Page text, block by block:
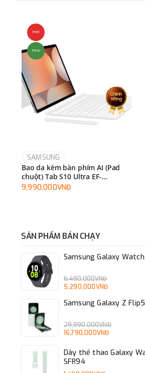
Tự do thể hiện phong
Tháo và thay đổi phụ kiện vòng đeo
Hot
New
SAMSUNG
Bao da kèm bàn phím AI (Pad
chuột) Tab S10 Ultra EF-
DX925UBEGWW
9,990,000VNĐ
SẢN PHẨM BÁN CHẠY
Samsung Galaxy
6,490,000VNĐ
5,290,000VNĐ
Samsung Galaxy Z
29,990,000VNĐ
16,790,000VNĐ
Dây thể thao Galaxy
SFR94